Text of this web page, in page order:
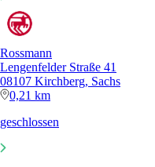
Rossmann
Lengenfelder Straße 41
08107 Kirchberg, Sachs
0,21 km
geschlossen